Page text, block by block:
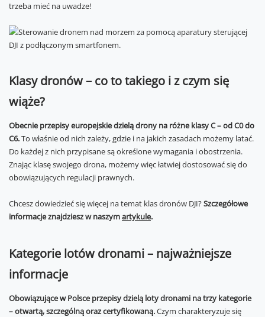
trzeba mieć na uwadze!
Klasy dronów – co to takiego i z czym się
wiąże?
Obecnie przepisy europejskie dzielą drony na różne klasy C – od C0 do
C6.To właśnie od nich zależy, gdzie i na jakich zasadach możemy latać.
Do każdej z nich przypisane są określone wymagania i obostrzenia.
Znając klasę swojego drona, możemy więc łatwiej dostosować się do
obowiązujących regulacji prawnych.
Chcesz dowiedzieć się więcej na temat klas dronów DJI?Szczegółowe
informacje znajdziesz w naszymartykule.
Kategorie lotów dronami – najważniejsze
informacje
Obowiązujące w Polsce przepisy dzielą loty dronami na trzy kategorie
– otwartą, szczególną oraz certyfikowaną.Czym charakteryzuje się